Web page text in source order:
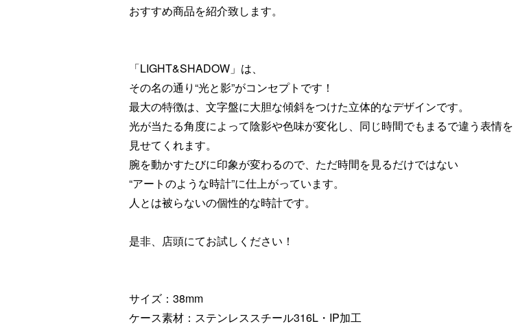
おすすめ商品を紹介致します。
「LIGHT&SHADOW」は、
その名の通り“光と影”がコンセプトです！
最大の特徴は、文字盤に大胆な傾斜をつけた立体的なデザインです。
光が当たる角度によって陰影や色味が変化し、同じ時間でもまるで違う表情を
見せてくれます。
腕を動かすたびに印象が変わるので、ただ時間を見るだけではない
“アートのような時計”に仕上がっています。
人とは被らないの個性的な時計です。
是非、店頭にてお試しください！
サイズ：38mm
ケース素材：ステンレススチール316L・IP加工